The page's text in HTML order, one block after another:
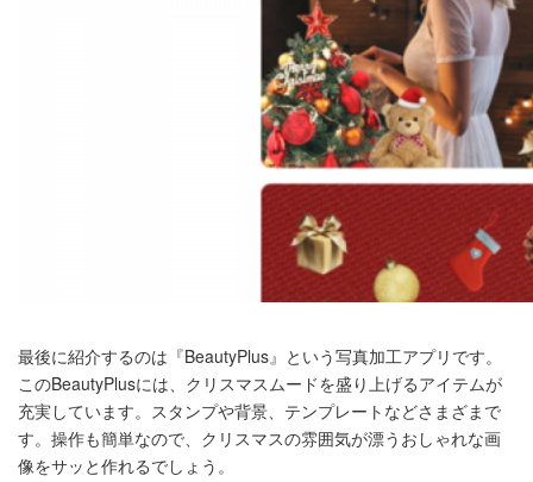
最後に紹介するのは『BeautyPlus』という写真加工アプリです。
このBeautyPlusには、クリスマスムードを盛り上げるアイテムが
充実しています。スタンプや背景、テンプレートなどさまざまで
す。操作も簡単なので、クリスマスの雰囲気が漂うおしゃれな画
像をサッと作れるでしょう。